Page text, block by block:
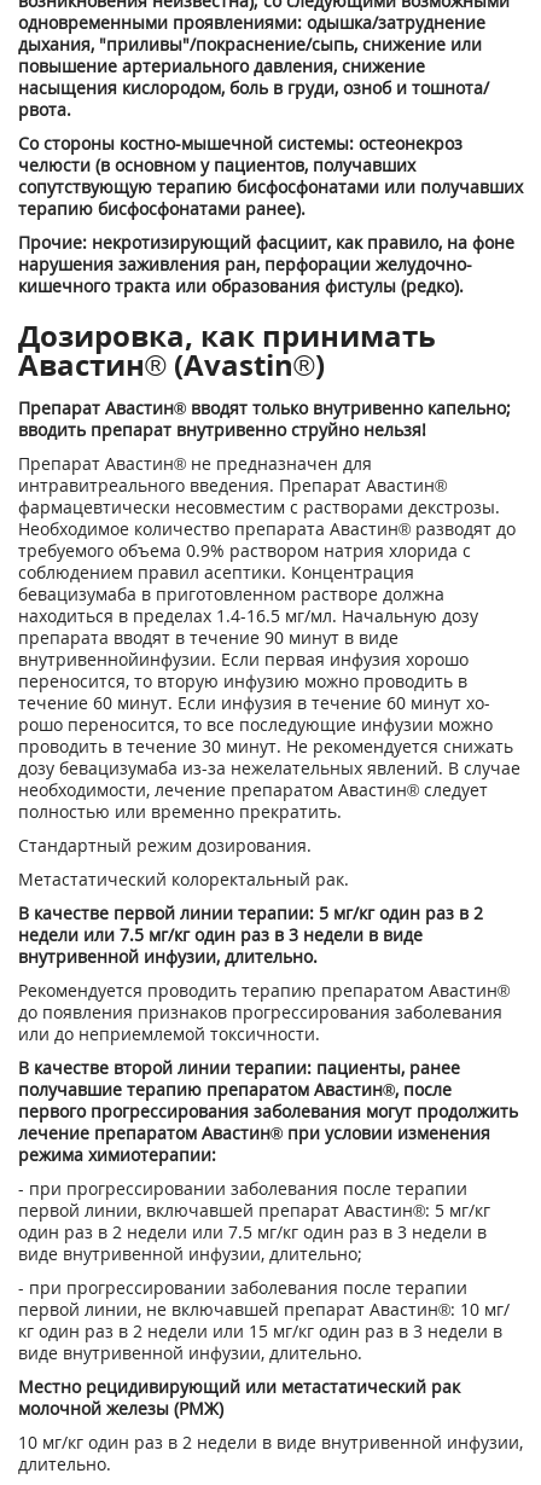
одновремен­ными проявлениями: одышка/затруднение
дыхания, "приливы"/покраснение/сыпь, снижение или
повышение артериального давления, снижение
насыщения кислородом, боль в груди, озноб и тошнота/
рвота.
Со стороны костно-мышечной системы: остеонекроз
челюсти (в основном у пациен­тов, получавших
сопутствующую терапию бисфосфонатами или получавших
терапию бисфосфонатами ранее).
Прочие: некротизирующий фасциит, как пра­вило, на фоне
нарушения заживления ран, перфорации желудочно-
кишечного тракта или образования фистулы (редко).
Дозировка, как принимать
Авастин® (Avastin®)
Препарат Авастин® вводят только внут­ривенно капельно;
вводить препарат внутривенно струйно нельзя!
Препарат Авастин® не предназначен для
интравитреального введения. Препарат Авастин®
фармацевтически несов­местим с растворами декстрозы.
Необходимое количество препарата Авастин® разводят до
требуемого объема 0.9% раствором натрия хлорида с
соблюдением правил асептики. Концентрация
бевацизумаба в приготовленном растворе должна
находиться в пределах 1.4-16.5 мг/мл. Начальную дозу
препарата вводят в течение 90 минут в виде
внутривеннойинфузии. Если первая инфузия хорошо
переносится, то вто­рую инфузию можно проводить в
течение 60 минут. Если инфузия в течение 60 минут хо­
рошо переносится, то все последующие ин­фузии можно
проводить в течение 30 минут. Не рекомендуется снижать
дозу бевацизумаба из-за нежелательных явлений. В случае
необходимости, лечение препаратом Авастин® следует
полностью или временно прекратить.
Стандартный режим дозирования.
Метастатический колоректальный рак.
В качестве первой линии терапии: 5 мг/кг один раз в 2
недели или 7.5 мг/кг один раз в 3 недели в виде
внутривенной инфузии, дли­тельно.
Рекомендуется проводить терапию препара­том Авастин®
до появления признаков про­грессирования заболевания
или до неприем­лемой токсичности.
В качестве второй линии терапии: пациен­ты, ранее
получавшие терапию препаратом Авастин®, после
первого прогрессирования заболевания могут продолжить
лечение пре­паратом Авастин® при условии изменения
режима химиотерапии:
- при прогрессировании заболевания после терапии
первой линии, включавшей препарат Авастин®: 5 мг/кг
один раз в 2 недели или 7.5 мг/кг один раз в 3 недели в
виде внутривен­ной инфузии, длительно;
- при прогрессировании заболевания после терапии
первой линии, не включавшей пре­парат Авастин®: 10 мг/
кг один раз в 2 недели или 15 мг/кг один раз в 3 недели в
виде внут­ривенной инфузии, длительно.
Местно рецидивирующий или метастатический рак
молочной железы (РМЖ)
10 мг/кг один раз в 2 недели в виде внутри­венной инфузии,
длительно.